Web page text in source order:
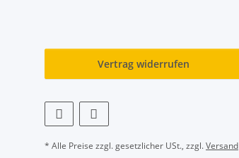
Vertrag widerrufen
* Alle Preise zzgl. gesetzlicher USt., zzgl.Versand